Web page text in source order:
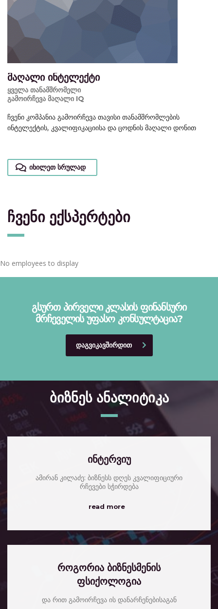
მაღალი ინტელექტი
ყველა თანამშრომელი
გამოირჩევა მაღალი IQ
ჩვენი კომპანია გამოირჩევა თავისი თანამშრომლების
ინტელექტის, კვალიფიკაციისა და ცოდნის მაღალი დონით
იხილეთ სრულად
ჩვენი ექსპერტები
No employees to display
გსურთ პირველი კლასის ფინანსური
მრჩეველის უფასო კონსულტაცია?
ᲓᲐᲒᲕᲘᲙᲐᲕᲨᲘᲠᲓᲘᲗ
ბიზნეს ანალიტიკა
ინტერვიუ
ამირან კილაძე: ბიზნესს დღეს კვალიფიციური
რჩევები სჭირდება
read more
როგორია ბიზნესმენის
ფსიქოლოგია
და რით გამოირჩევა ის დანარჩენებისაგან